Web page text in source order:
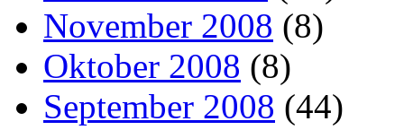
November 2008 (8)
Oktober 2008 (8)
September 2008 (44)